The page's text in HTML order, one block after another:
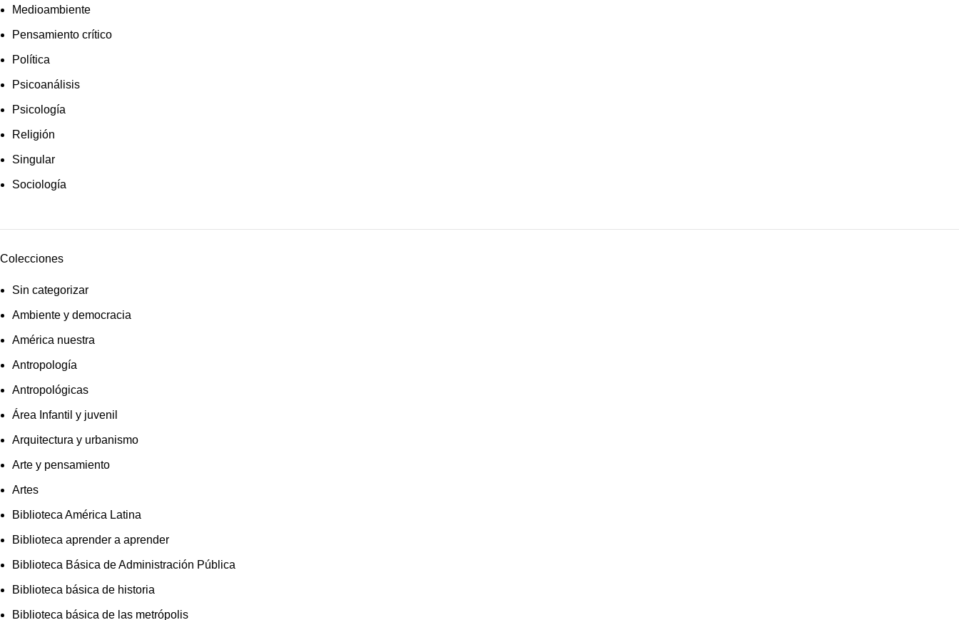
Medioambiente
Pensamiento crítico
Política
Psicoanálisis
Psicología
Religión
Singular
Sociología
Colecciones
Sin categorizar
Ambiente y democracia
América nuestra
Antropología
Antropológicas
Área Infantil y juvenil
Arquitectura y urbanismo
Arte y pensamiento
Artes
Biblioteca América Latina
Biblioteca aprender a aprender
Biblioteca Básica de Administración Pública
Biblioteca básica de historia
Biblioteca básica de las metrópolis